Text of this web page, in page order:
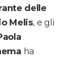
delle
Melis, e gli
ha